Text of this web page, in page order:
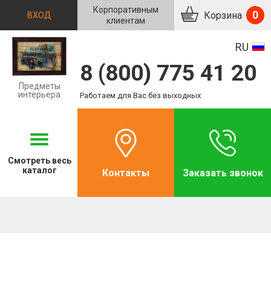
ВХОД
Корпоративным
клиентам
Корзина 0
Предметы
интерьера
Смотреть весь
каталог
RU
8 (800) 775 41 20
Работаем для Вас без выходных
Контакты Заказать звонок